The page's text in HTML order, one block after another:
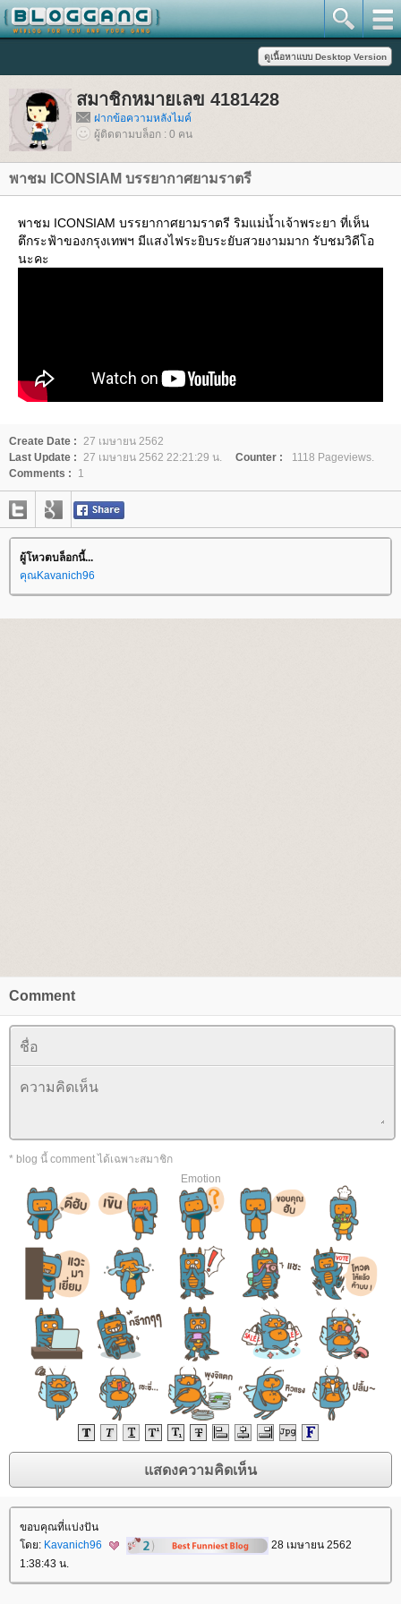
สมาชิกหมายเลข 4181428
ฝากข้อความหลังไมค์
ผู้ติดตามบล็อก : 0 คน
พาชม ICONSIAM บรรยากาศยามราตรี
พาชม ICONSIAM บรรยากาศยามราตรี ริมแม่น้ำเจ้าพระยา ที่เห็น
ตึกระฟ้าของกรุงเทพฯ มีแสงไฟระยิบระยับสวยงามมาก รับชมวิดีโอ
นะคะ
Create Date : 27 เมษายน 2562
Last Update : 27 เมษายน 2562 22:21:29 น. Counter :
1118 Pageviews.
Comments :
1
ผู้โหวตบล็อกนี้...
คุณKavanich96
Comment
* blog นี้ comment ได้เฉพาะสมาชิก
Emotion
ขอบคุณที่แบ่งปัน
ดย: Kavanich96
28 เมษายน 2562
1:38:43 น.